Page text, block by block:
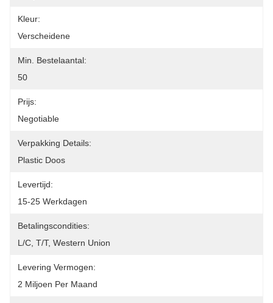
Kleur:
Verscheidene
Min. Bestelaantal:
50
Prijs:
Negotiable
Verpakking Details:
Plastic Doos
Levertijd:
15-25 Werkdagen
Betalingscondities:
L/C, T/T, Western Union
Levering Vermogen:
2 Miljoen Per Maand